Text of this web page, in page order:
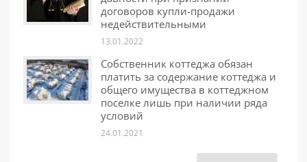
договоров купли-продажи
недействительными
13.01.2022
Собственник коттеджа обязан
платить за содержание коттеджа и
общего имущества в коттеджном
поселке лишь при наличии ряда
условий
24.01.2021